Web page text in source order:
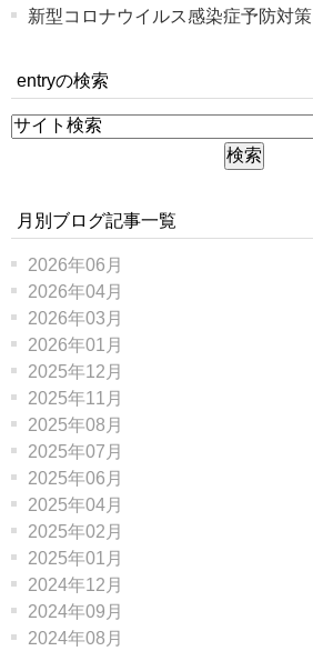
新型コロナウイルス感染症予防対策
entryの検索
月別ブログ記事一覧
2026年06月
2026年04月
2026年03月
2026年01月
2025年12月
2025年11月
2025年08月
2025年07月
2025年06月
2025年04月
2025年02月
2025年01月
2024年12月
2024年09月
2024年08月